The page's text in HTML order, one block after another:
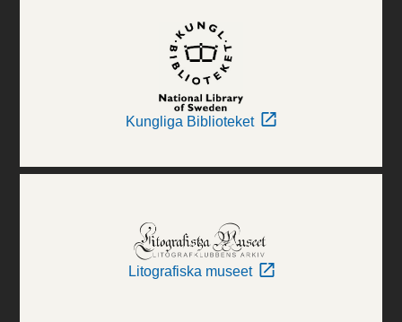
Kungliga Biblioteket
Litografiska museet